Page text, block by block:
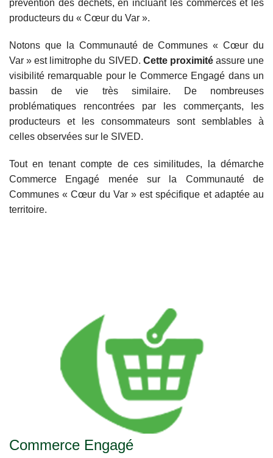
prévention des déchets, en incluant les commerces et les
producteurs du « Cœur du Var ».
Notons que la Communauté de Communes « Cœur du
Var » est limitrophe du SIVED. Cette proximitéassure une
visibilité remarquable pour le Commerce Engagé dans un
bassin de vie très similaire. De nombreuses
problématiques rencontrées par les commerçants, les
producteurs et les consommateurs sont semblables à
celles observées sur le SIVED.
Tout en tenant compte de ces similitudes, la démarche
Commerce Engagé menée sur la Communauté de
Communes « Cœur du Var » est spécifique et adaptée au
territoire.
Commerce Engagé